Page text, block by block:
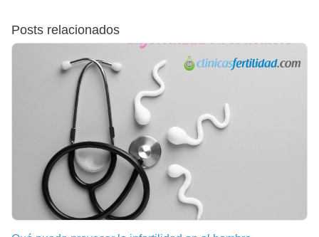
Posts relacionados